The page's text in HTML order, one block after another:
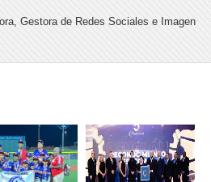
Gestora de Redes Sociales e Imagen